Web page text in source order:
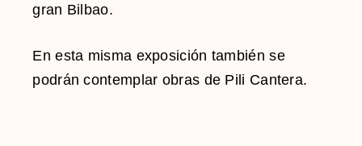
gran Bilbao.
En esta misma exposición también se
podrán contemplar obras de Pili Cantera.